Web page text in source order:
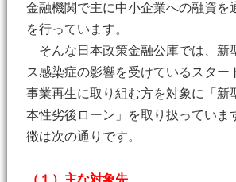
金融機関で主に中小企業への融資を
を行っています。
そんな日本政策金融公庫では、新
ス感染症の影響を受けているスター
事業再生に取り組む方を対象に「新
本性劣後ローン」を取り扱っていま
徴は次の通りです。
（１）主な対象先